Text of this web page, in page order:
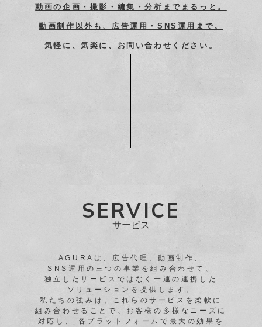
動画の企画・撮影・編集・分析までまるっと。
動画制作以外も、広告運用・SNS運用まで。
気軽に、気楽に、お問い合わせください。
SERVICE
サービス
AGURAは、広告代理、動画制作、
SNS運用の三つの事業を組み合わせて、
独立したサービスではなく一連の連携した
ソリューションを提供します。
私たちの強みは、これらのサービスを柔軟に
組み合わせることで、 お客様の多様なニーズに
対応し、
各プラットフォームで最大の効果を